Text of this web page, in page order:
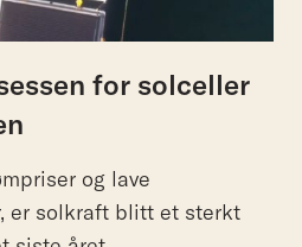
for solceller
og lave
er solkraft blitt et sterkt